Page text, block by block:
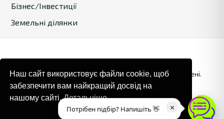
Бізнес/Інвестиції
Земельні ділянки
© 2024. Bulgaria Tours by Inrealr4u. Усі права захищені.
Карта сайтуПолітика конфіденційності
×
Потрібен підбір? Напишіть 👋
Наш сайт використовує файли cookie, щоб
забезпечити вам найкращий досвід на
нашому сайті.Детальніше